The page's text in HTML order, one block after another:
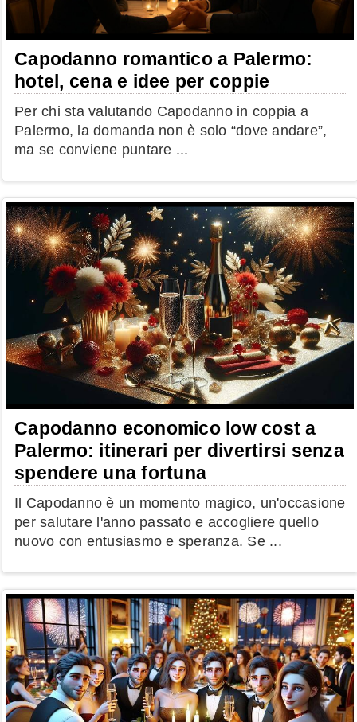
Capodanno romantico a Palermo:
hotel, cena e idee per coppie
Per chi sta valutando Capodanno in coppia a
Palermo, la domanda non è solo “dove andare”,
ma se conviene puntare ...
Capodanno economico low cost a
Palermo: itinerari per divertirsi senza
spendere una fortuna
Il Capodanno è un momento magico, un'occasione
per salutare l'anno passato e accogliere quello
nuovo con entusiasmo e speranza. Se ...